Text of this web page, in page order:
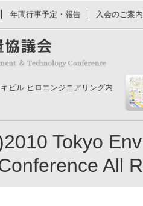
年間行事予定・報告 入会のご案
ビル ヒロエンジニアリング内
Tokyo
All